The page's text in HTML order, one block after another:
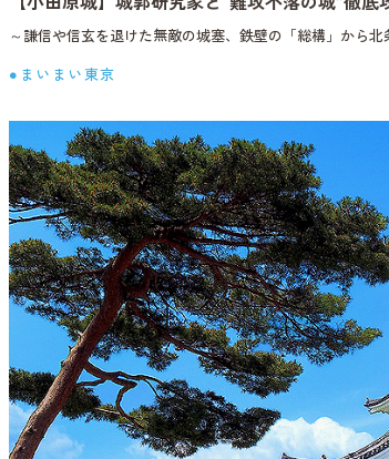
～謙信や信玄を退けた無敵の城塞、鉄壁の「総構」から北
●まいまい東京